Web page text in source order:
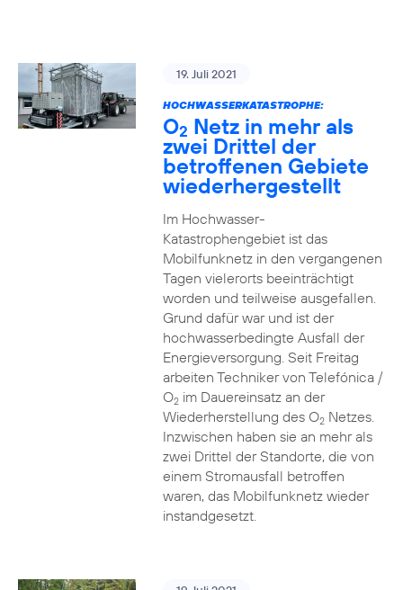
19. Juli 2021
HOCHWASSERKATASTROPHE:
O2 Netz in mehr als
zwei Drittel der
betroffenen Gebiete
wiederhergestellt
Im Hochwasser-
Katastrophengebiet ist das
Mobilfunknetz in den vergangenen
Tagen vielerorts beeinträchtigt
worden und teilweise ausgefallen.
Grund dafür war und ist der
hochwasserbedingte Ausfall der
Energieversorgung. Seit Freitag
arbeiten Techniker von Telefónica /
O2im Dauereinsatz an der
Wiederherstellung des O2Netzes.
Inzwischen haben sie an mehr als
zwei Drittel der Standorte, die von
einem Stromausfall betroffen
waren, das Mobilfunknetz wieder
instandgesetzt.